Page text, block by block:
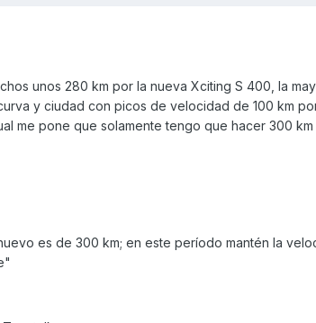
unos 280 km por la nueva Xciting S 400, la
y ciudad con picos de velocidad de 100 km
me pone que solamente tengo que hacer 300
es de 300 km; en este período mantén la